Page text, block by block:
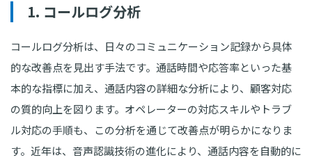
1. コールログ分析
コールログ分析は、日々のコミュニケーション記録から具体
的な改善点を見出す手法です。通話時間や応答率といった基
本的な指標に加え、通話内容の詳細な分析により、顧客対応
の質的向上を図ります。オペレーターの対応スキルやトラブ
ル対応の手順も、この分析を通じて改善点が明らかになりま
す。近年は、音声認識技術の進化により、通話内容を自動的に